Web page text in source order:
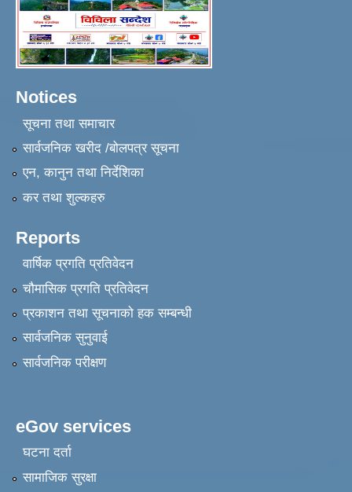
Notices
सूचना तथा समाचार
सार्वजनिक खरीद /बोलपत्र सूचना
एन, कानुन तथा निर्देशिका
कर तथा शुल्कहरु
Reports
वार्षिक प्रगति प्रतिवेदन
चौमासिक प्रगति प्रतिवेदन
प्रकाशन तथा सूचनाको हक सम्बन्धी
सार्वजनिक सुनुवाई
सार्वजनिक परीक्षण
eGov services
घटना दर्ता
सामाजिक सुरक्षा